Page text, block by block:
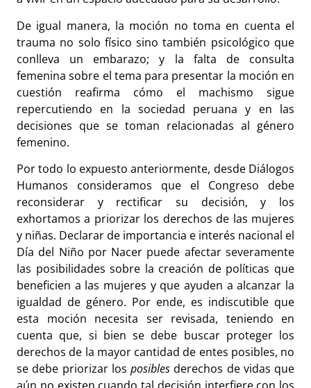
De igual manera, la moción no toma en cuenta el
trauma no solo físico sino también psicológico que
conlleva un embarazo; y la falta de consulta
femenina sobre el tema para presentar la moción en
cuestión reafirma cómo el machismo sigue
repercutiendo en la sociedad peruana y en las
decisiones que se toman relacionadas al género
femenino.
Por todo lo expuesto anteriormente, desde Diálogos
Humanos consideramos que el Congreso debe
reconsiderar y rectificar su decisión, y los
exhortamos a priorizar los derechos de las mujeres
y niñas. Declarar de importancia e interés nacional el
Día del Niño por Nacer puede afectar severamente
las posibilidades sobre la creación de políticas que
beneficien a las mujeres y que ayuden a alcanzar la
igualdad de género. Por ende, es indiscutible que
esta moción necesita ser revisada, teniendo en
cuenta que, si bien se debe buscar proteger los
derechos de la mayor cantidad de entes posibles, no
se debe priorizar los posiblesderechos de vidas que